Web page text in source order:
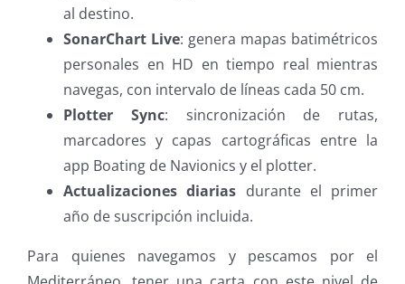
al destino.
SonarChart Live: genera mapas batimétricos
personales en HD en tiempo real mientras
navegas, con intervalo de líneas cada 50 cm.
Plotter Sync: sincronización de rutas,
marcadores y capas cartográficas entre la
app Boating de Navionics y el plotter.
Actualizaciones diarias durante el primer
año de suscripción incluida.
Para quienes navegamos y pescamos por el